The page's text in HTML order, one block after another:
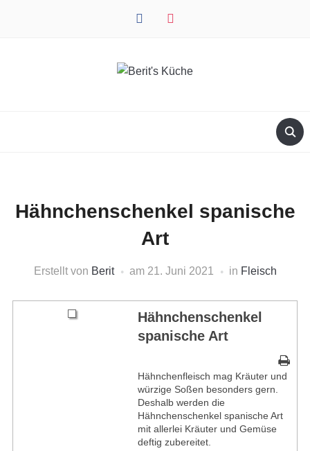
facebook instagram
Hähnchenschenkel spanische
Art
Erstellt von Berit am 21. Juni 2021 in Fleisch
Hähnchenschenkel
spanische Art
Hähnchenfleisch mag Kräuter und
würzige Soßen besonders gern.
Deshalb werden die
Hähnchenschenkel spanische Art
mit allerlei Kräuter und Gemüse
deftig zubereitet.